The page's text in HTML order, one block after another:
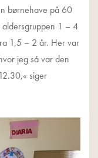
børnehave på 60
aldersgruppen 1 – 4
1,5 – 2 år. Her var
jeg så var den
siger